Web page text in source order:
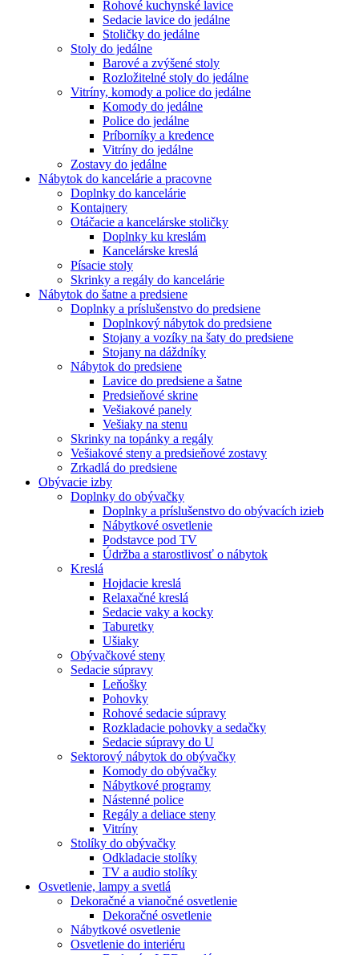
Rohové kuchynské lavice
Sedacie lavice do jedálne
Stoličky do jedálne
Stoly do jedálne
Barové a zvýšené stoly
Rozložitelné stoly do jedálne
Vitríny, komody a police do jedálne
Komody do jedálne
Police do jedálne
Príborníky a kredence
Vitríny do jedálne
Zostavy do jedálne
Nábytok do kancelárie a pracovne
Doplnky do kancelárie
Kontajnery
Otáčacie a kancelárske stoličky
Doplnky ku kreslám
Kancelárske kreslá
Písacie stoly
Skrinky a regály do kancelárie
Nábytok do šatne a predsiene
Doplnky a príslušenstvo do predsiene
Doplnkový nábytok do predsiene
Stojany a vozíky na šaty do predsiene
Stojany na dáždníky
Nábytok do predsiene
Lavice do predsiene a šatne
Predsieňové skrine
Vešiakové panely
Vešiaky na stenu
Skrinky na topánky a regály
Vešiakové steny a predsieňové zostavy
Zrkadlá do predsiene
Obývacie izby
Doplnky do obývačky
Doplnky a príslušenstvo do obývacích izieb
Nábytkové osvetlenie
Podstavce pod TV
Údržba a starostlivosť o nábytok
Kreslá
Hojdacie kreslá
Relaxačné kreslá
Sedacie vaky a kocky
Taburetky
Ušiaky
Obývačkové steny
Sedacie súpravy
Leňošky
Pohovky
Rohové sedacie súpravy
Rozkladacie pohovky a sedačky
Sedacie súpravy do U
Sektorový nábytok do obývačky
Komody do obývačky
Nábytkové programy
Nástenné police
Regály a deliace steny
Vitríny
Stolíky do obývačky
Odkladacie stolíky
TV a audio stolíky
Osvetlenie, lampy a svetlá
Dekoračné a vianočné osvetlenie
Dekoračné osvetlenie
Nábytkové osvetlenie
Osvetlenie do interiéru